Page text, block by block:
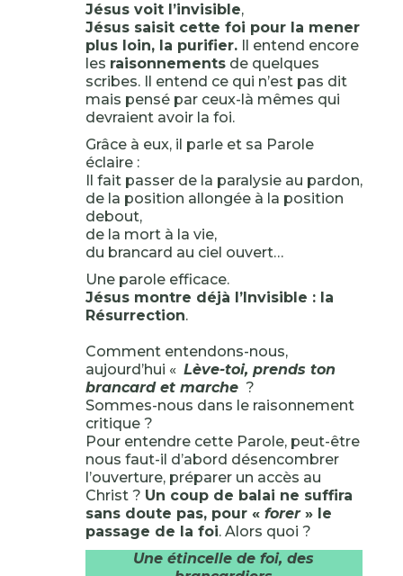
Jésus voit l’invisible,
Jésus saisit cette foi pour la mener
plus loin, la purifier.Il entend encore
les raisonnementsde quelques
scribes. Il entend ce qui n’est pas dit
mais pensé par ceux-là mêmes qui
devraient avoir la foi.
Grâce à eux, il parle et sa Parole
éclaire :
Il fait passer de la paralysie au pardon,
de la position allongée à la position
debout,
de la mort à la vie,
du brancard au ciel ouvert…
Une parole efficace.
Jésus montre déjà l’Invisible : la
Résurrection.
Comment entendons-nous,
aujourd’hui « Lève-toi, prends ton
brancard et marche ?
Sommes-nous dans le raisonnement
critique ?
Pour entendre cette Parole, peut-être
nous faut-il d’abord désencombrer
l’ouverture, préparer un accès au
Christ ? Un coup de balai ne suffira
sans doute pas, pour « forer» le
passage de la foi. Alors quoi ?
Une étincelle de foi, des